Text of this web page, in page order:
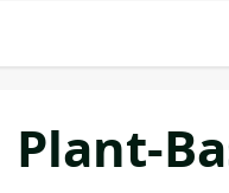
Plant-